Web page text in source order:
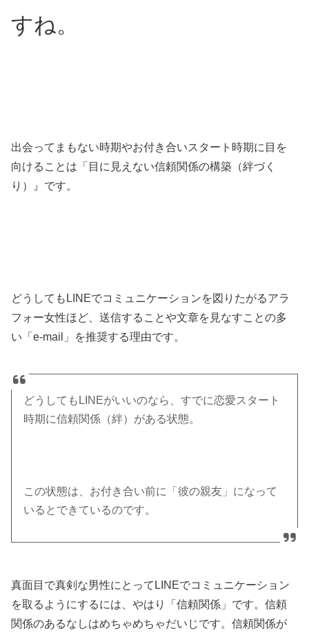
すね。
出会ってまもない時期やお付き合いスタート時期に目を
向けることは「目に見えない信頼関係の構築（絆づく
り）』です。
どうしてもLINEでコミュニケーションを図りたがるアラ
フォー女性ほど、送信することや文章を見なすことの多
い「e-mail」を推奨する理由です。
どうしてもLINEがいいのなら、すでに恋愛スタート
時期に信頼関係（絆）がある状態。
この状態は、お付き合い前に「彼の親友」になって
いるとできているのです。
真面目で真剣な男性にとってLINEでコミュニケーション
を取るようにするには、やはり「信頼関係」です。信頼
関係のあるなしはめちゃめちゃだいじです。信頼関係が